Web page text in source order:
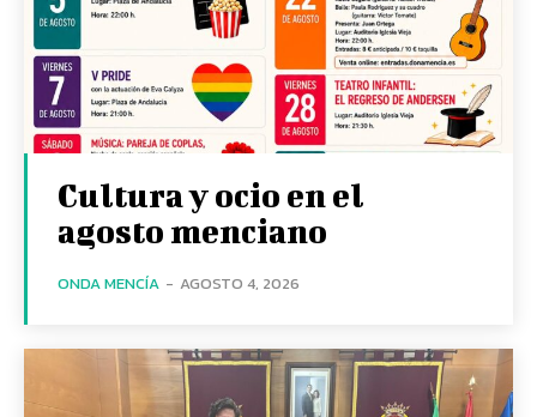
Cultura y ocio en el
agosto menciano
ONDA MENCÍA - AGOSTO 4, 2026